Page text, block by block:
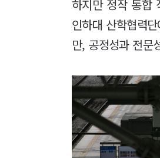
하지만 정작 통합
인하대 산학협력
만, 공정성과 전문